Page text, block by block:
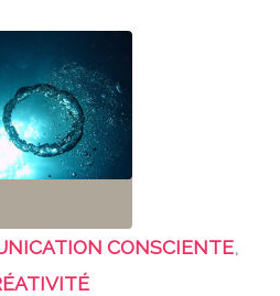
CONSCIENTE,